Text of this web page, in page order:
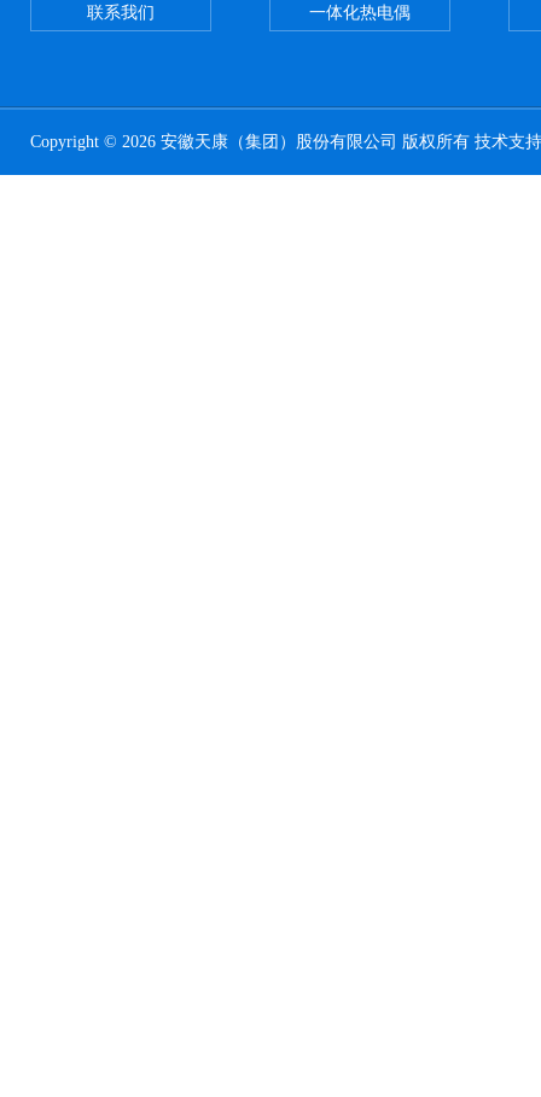
联系我们 一体化热电偶
Copyright © 2026 安徽天康（集团）股份有限公司 版权所有 技术支